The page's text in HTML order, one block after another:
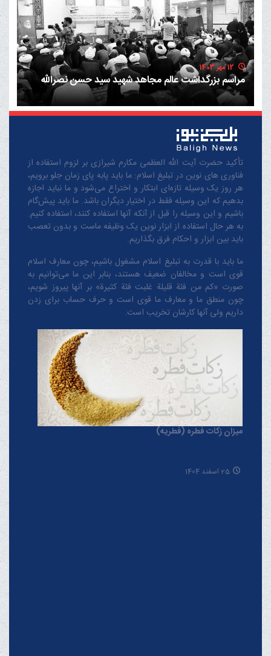
12 مهر 1403
مراسم بزرگداشت عالم مجاهد شهید سید حسن نصرالله
تأکید حضرت آیت الله العظمی مکارم شیرازی بر لزوم استفاده از
فناوری های نوین در تبلیغ اسلام: ما باید پابه پای زمان جلو برویم،
هر روز یک وسیله تازه‌ای ابتکار و اختراع می‌شود و ما نباید اجازه
بدهیم که این وسیله فقط در اختیار دیگران باشد. ما باید پیش‌گام
باشیم و این وسیله را قبل از آنکه آنها استفاده کنند، استفاده کنیم.
به هر حال استفاده از ابزار نوین یک وظیفه ماست و بدون تعصب
باید بین ابزار و احکام فرق بگذاریم.
ما باید با قدرت به تبلیغ اسلام مشغول باشیم، چون معارف اسلام
قوی است و مخالفان ضعیف هستند، بنابر این ما می‌توانیم به
صورت «کم من فئة قلیلة غلبت فئة کثیرة» بر آنها پیروز شویم،
چون منطق‌ ما و معارف ‌ما قوی است و حرف حساب برای زدن
داریم ولی آنها کارشان تخریب است.
میزان زکات فطره (فطریه)
25 اسفند 1404